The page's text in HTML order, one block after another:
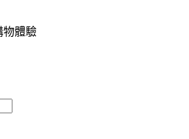
物體驗